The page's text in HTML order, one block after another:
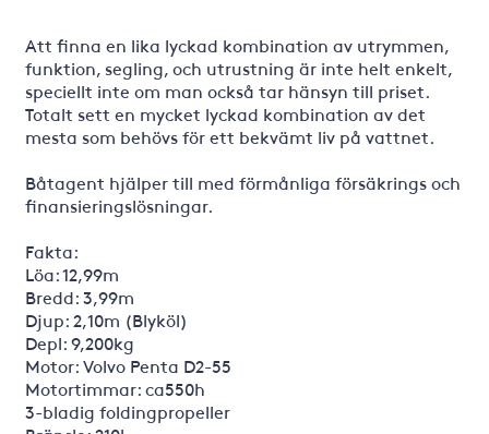
Att finna en lika lyckad kombination av utrymmen,
funktion, segling, och utrustning är inte helt enkelt,
speciellt inte om man också tar hänsyn till priset.
Totalt sett en mycket lyckad kombination av det
mesta som behövs för ett bekvämt liv på vattnet.
Båtagent hjälper till med förmånliga försäkrings och
finansieringslösningar.
Fakta:
Löa: 12,99m
Bredd: 3,99m
Djup: 2,10m (Blyköl)
Depl: 9,200kg
Motor: Volvo Penta D2-55
Motortimmar: ca550h
3-bladig foldingpropeller